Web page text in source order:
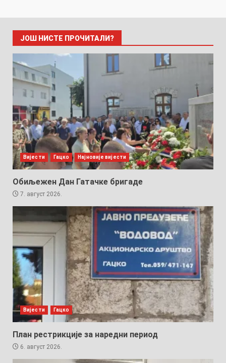
ЈОШ НИСТЕ ПРОЧИТАЛИ?
Вијести Гацко Најновије вијести
Обиљежен Дан Гатачке бригаде
7. август 2026.
Вијести Гацко
План рестрикције за наредни период
6. август 2026.